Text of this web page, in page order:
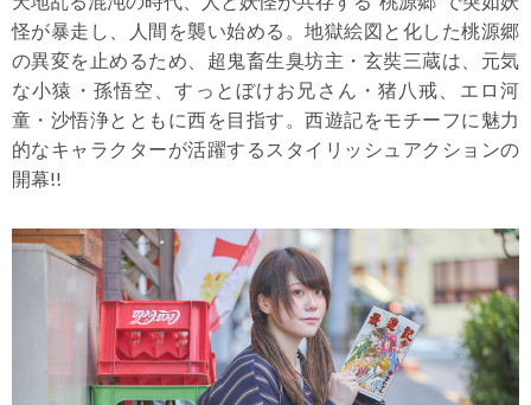
怪が暴走し、人間を襲い始める。地獄絵図と化した桃源郷
の異変を止めるため、超鬼畜生臭坊主・玄奘三蔵は、元気
な小猿・孫悟空、すっとぼけお兄さん・猪八戒、エロ河
童・沙悟浄とともに西を目指す。西遊記をモチーフに魅力
的なキャラクターが活躍するスタイリッシュアクションの
開幕!!